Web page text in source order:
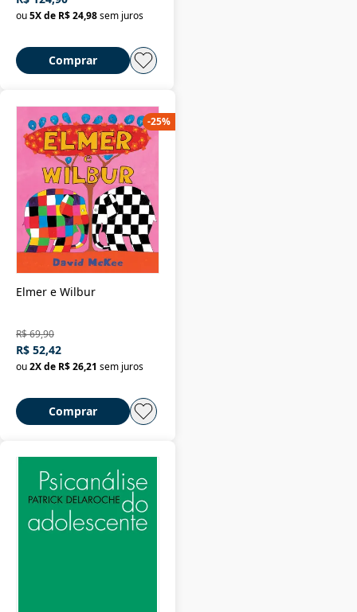
ou5X de R$ 24,98sem juros
Comprar
Elmer e Wilbur
R$ 69,90
R$ 52,42
ou2X de R$ 26,21 sem juros
Comprar
-25%